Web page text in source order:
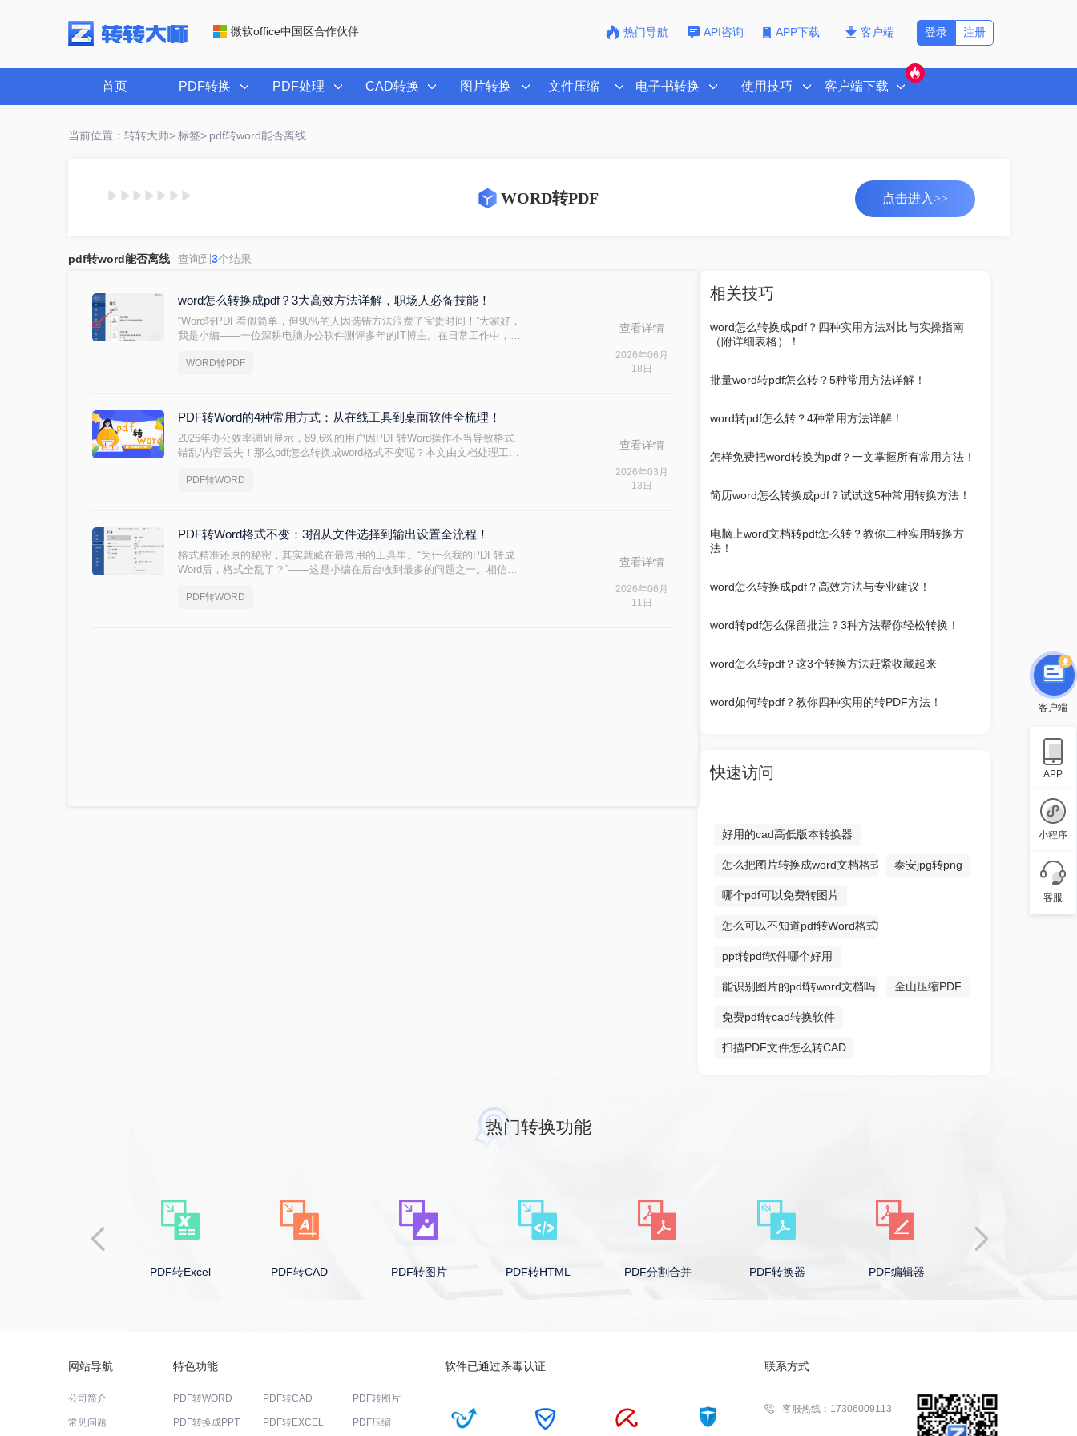
微软office中国区合作伙伴 热门导航 API咨询 APP下载 客户端 注册
登录
首页 PDF转换 PDF处理 CAD转换 图片转换 文件压缩 电子书转换 使用技巧 客户端下载
当前位置：转转大师> 标签> pdf转word能否离线
WORD转PDF 点击进入>>
pdf转word能否离线 查询到 3个结果
word怎么转换成pdf？3大高效方法详解，职场人必备技能！
“Word转PDF看似简单，但90%的人因选错方法浪费了宝贵时间！”大家好，
我是小编——一位深耕电脑办公软件测评多年的IT博主。在日常工作中，我
对于职场办公人群和自媒体创作者而言，Word转PDF的需求高频且关键：
WORD转PDF
查看详情
2026年06月
18日
PDF转Word的4种常用方式：从在线工具到桌面软件全梳理！
2026年办公效率调研显示，89.6%的用户因PDF转Word操作不当导致格式
错乱/内容丢失！那么pdf怎么转换成word格式不变呢？本文由文档处理工程
Adobe Acrobat Pro 2025 / 专业在线转换平台），严格遵循《电子文档转换
PDF转WORD
查看详情
2026年03月
13日
PDF转Word格式不变：3招从文件选择到输出设置全流程！
格式精准还原的秘密，其实就藏在最常用的工具里。“为什么我的PDF转成
Word后，格式全乱了？”——这是小编在后台收到最多的问题之一。相信无
转换后却面目全非，表格错位、字体变异、版面混乱，不得不花费大量时间
PDF转WORD
查看详情
2026年06月
11日
相关技巧
word怎么转换成pdf？四种实用方法对比与实操指南
（附详细表格）！
批量word转pdf怎么转？5种常用方法详解！
word转pdf怎么转？4种常用方法详解！
怎样免费把word转换为pdf？一文掌握所有常用方法！
简历word怎么转换成pdf？试试这5种常用转换方法！
电脑上word文档转pdf怎么转？教你二种实用转换方
法！
word怎么转换成pdf？高效方法与专业建议！
word转pdf怎么保留批注？3种方法帮你轻松转换！
word怎么转pdf？这3个转换方法赶紧收藏起来
word如何转pdf？教你四种实用的转PDF方法！
快速访问
好用的cad高低版本转换器
怎么把图片转换成word文档格式 泰安jpg转png
哪个pdf可以免费转图片
怎么可以不知道pdf转Word格式呢！
ppt转pdf软件哪个好用
能识别图片的pdf转word文档吗 金山压缩PDF
免费pdf转cad转换软件
扫描PDF文件怎么转CAD
热门转换功能
PDF转Excel PDF转CAD PDF转图片 PDF转HTML PDF分割合并 PDF转换器 PDF编辑器
网站导航
公司简介
常见问题
特色功能
PDF转WORD PDF转CAD PDF转图片
PDF转换成PPT PDF转EXCEL PDF压缩
软件已通过杀毒认证 联系方式
客服热线：17306009113
客户端
APP
小程序
客服